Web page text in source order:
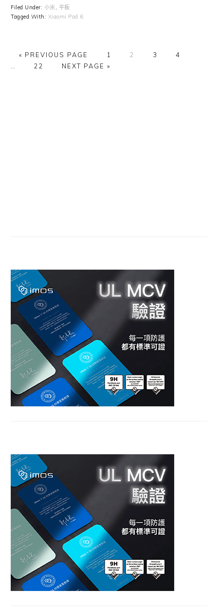
Filed Under: 小米 平板
Tagged With: Xiaomi Pad 6
« GO
TO
PREVIOUS PAGE
GO
TO
1
GO
2
GO
3
GO
4
GO
22
GO
NEXT PAGE »